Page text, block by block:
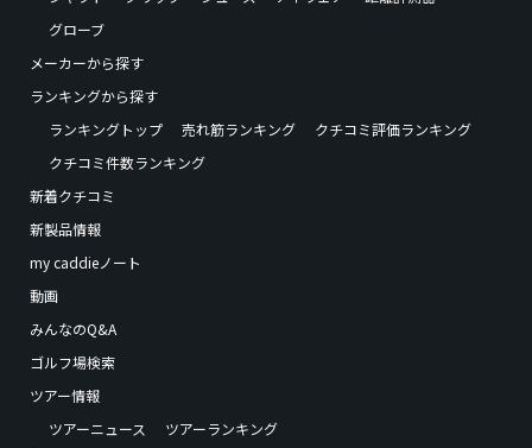
グローブ
メーカーから探す
ランキングから探す
ランキングトップ
売れ筋ランキング
クチコミ評価ランキング
クチコミ件数ランキング
新着クチコミ
新製品情報
my caddieノート
動画
みんなのQ&A
ゴルフ場検索
ツアー情報
ツアーニュース
ツアーランキング